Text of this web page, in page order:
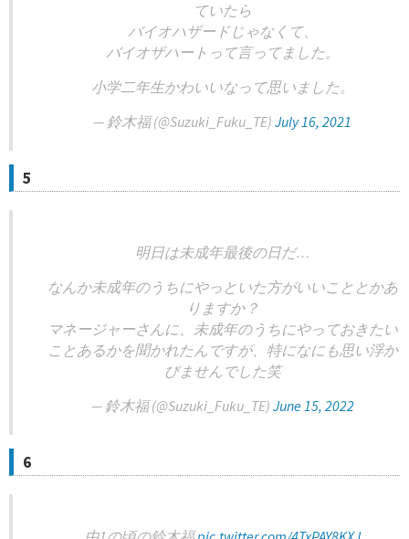
ていたら
バイオハザードじゃなくて、
バイオザハートって言ってました。
小学二年生かわいいなって思いました。
— 鈴木福 (@Suzuki_Fuku_TE) July 16, 2021
5
明日は未成年最後の日だ…
なんか未成年のうちにやっといた方がいいこととかあ
りますか？
マネージャーさんに、未成年のうちにやっておきたい
ことあるかを聞かれたんですが、特になにも思い浮か
びませんでした笑
— 鈴木福 (@Suzuki_Fuku_TE) June 15, 2022
6